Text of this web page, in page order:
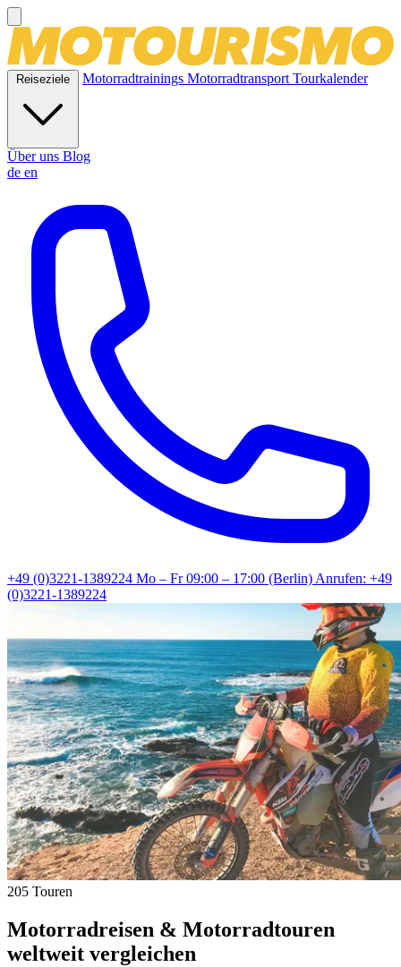
Reiseziele Motorradtrainings MotorradtransportTourkalender
Über uns Blog
de en
+49 (0)3221-1389224 Mo – Fr 09:00 – 17:00 (Berlin)Anrufen: +49
(0)3221-1389224
205 Touren
Motorradreisen & Motorradtouren
weltweit vergleichen